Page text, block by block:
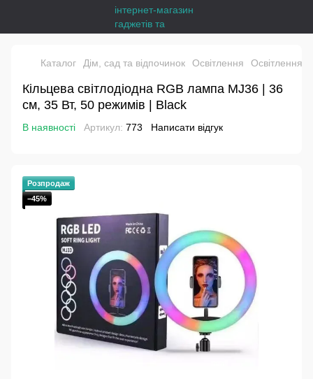
Каталог Дім, сад та відпочинок Освітлення Освітлення
Кільцева світлодіодна RGB лампа MJ36 | 36
см, 35 Вт, 50 режимів | Black
В наявності Артикул: 773 Написати відгук
Розпродаж
−45%